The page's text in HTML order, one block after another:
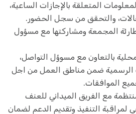
المتعلقة بالإجازات الساعية،
والتحقق من سجل الحضور.
المجمعة ومشاركتها مع مسؤول
بالتعاون مع مسوؤل التواصل،
الرسمية ضمن مناطق العمل من اجل
الموافقات.
مع الفريق الميداني للعنف
لمراقبة التنفيذ وتقديم الدعم لضمان